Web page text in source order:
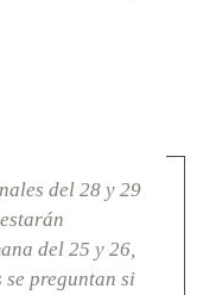
del 28 y 29
del 25 y 26,
se preguntan si